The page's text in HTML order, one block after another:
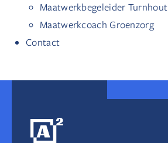
Maatwerkbegeleider Turnhout
Maatwerkcoach Groenzorg
Contact